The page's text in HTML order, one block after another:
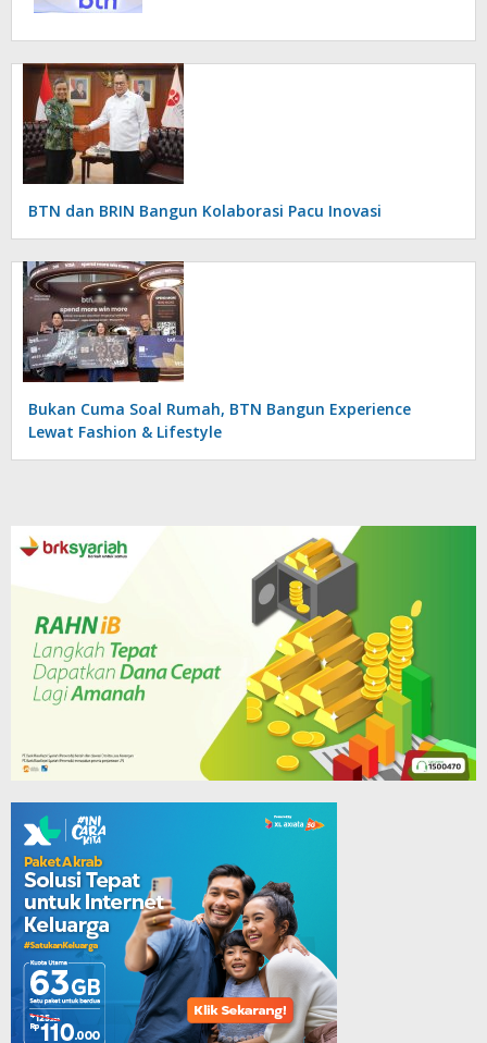
BTN dan BRIN Bangun Kolaborasi Pacu Inovasi
Bukan Cuma Soal Rumah, BTN Bangun Experience
Lewat Fashion & Lifestyle